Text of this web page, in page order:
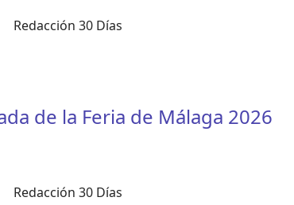
Redacción 30 Días
de la Feria de Málaga 2026
Redacción 30 Días